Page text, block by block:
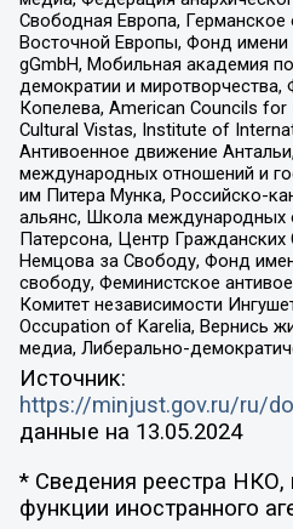
Свободная Европа, Германское
Восточной Европы, Фонд имени
gGmbH, Мобильная академия
демократии и
Копелева, American Councils for
Cultural Vistas, Institute of
Антивоенное движение
международных отношений и
им Питера Мунка, Российско-
альянс, Школа
Патерсона, Центр
Немцова за Свободу, Фонд
свободу, Феминистское
Комитет независимости
Occupation of Karelia, Вернись
медиа, Либерально-
Источник:
https://minjust.gov.ru/ru/
данные на 13.05.2024
* Сведения реестра
функции иностранного